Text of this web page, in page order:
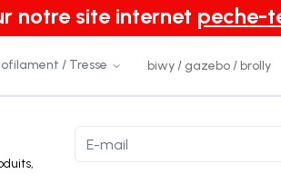
notre site internet peche-
/ Tresse biwy / gazebo / brolly